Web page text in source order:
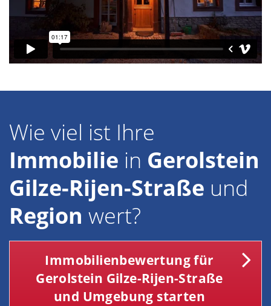
Wie viel ist Ihre
Immobilie in Gerolstein
Gilze-Rijen-Straße und
Region wert?
Immobilienbewertung für
Gerolstein Gilze-Rijen-Straße
und Umgebung starten